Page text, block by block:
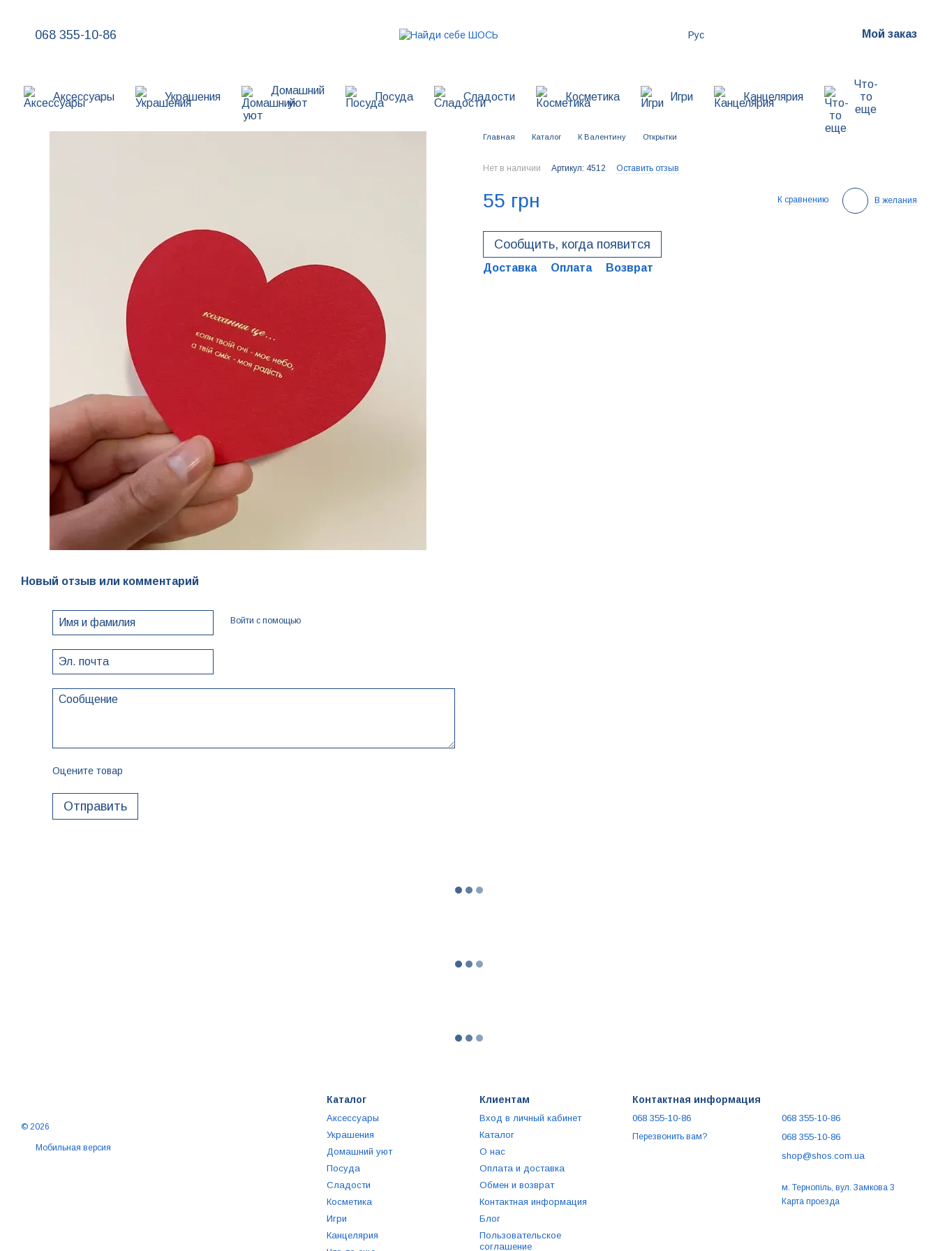
068 355-10-86 Рус Мой заказ
Аксессуары Украшения
Домашний
уют
Посуда Сладости Косметика Игри Канцелярия
Что-
то
еще
Новый отзыв или комментарий
Войти с помощью
Оцените товар
Отправить
Главная Каталог К Валентину Открытки
Нет в наличии Артикул: 4512 Оставить отзыв
55 грн К сравнению В желания
Сообщить, когда появится
Доставка Оплата Возврат
© 2026
Мобильная версия
Каталог
Аксессуары
Украшения
Домашний уют
Посуда
Сладости
Косметика
Игри
Канцелярия
Клиентам
Вход в личный кабинет
Каталог
О нас
Оплата и доставка
Обмен и возврат
Контактная информация
Блог
Пользовательское
соглашение
Контактная информация
068 355-10-86
Перезвонить вам?
068 355-10-86
068 355-10-86
shop@shos.com.ua
м. Тернопіль, вул. Замкова 3
Карта проезда